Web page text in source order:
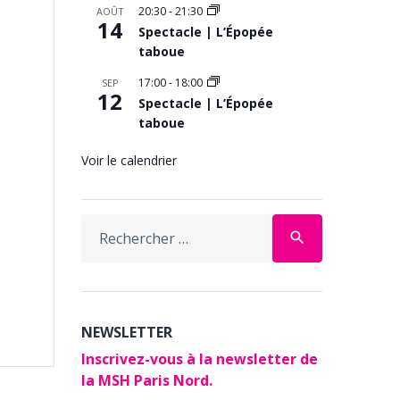
AOÛT
14
20:30-21:30
Spectacle | L’Épopée
taboue
SEP
12
17:00- 18:00
Spectacle | L’Épopée
taboue
Voir le calendrier
for:
search
NEWSLETTER
Inscrivez-vous à la newsletter de
la MSH Paris Nord.